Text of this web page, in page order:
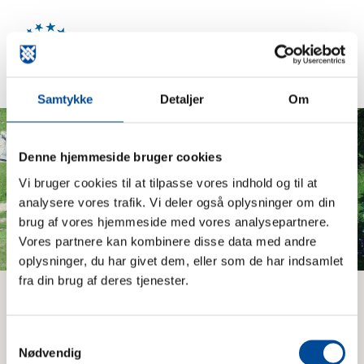
Samtykke Detaljer Om
Denne hjemmeside bruger cookies
Vi bruger cookies til at tilpasse vores indhold og til at
analysere vores trafik. Vi deler også oplysninger om din
brug af vores hjemmeside med vores analysepartnere.
Vores partnere kan kombinere disse data med andre
oplysninger, du har givet dem, eller som de har indsamlet
fra din brug af deres tjenester.
Nødvendig
her opdatere email adresse og telefonnumre osv. Det er